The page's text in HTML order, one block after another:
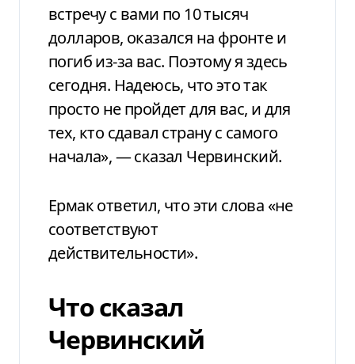
встречу с вами по 10 тысяч
долларов, оказался на фронте и
погиб из-за вас. Поэтому я здесь
сегодня. Надеюсь, что это так
просто не пройдет для вас, и для
тех, кто сдавал страну с самого
начала», — сказал Червинский.
Ермак ответил, что эти слова «не
соответствуют
действительности».
Что сказал
Червинский